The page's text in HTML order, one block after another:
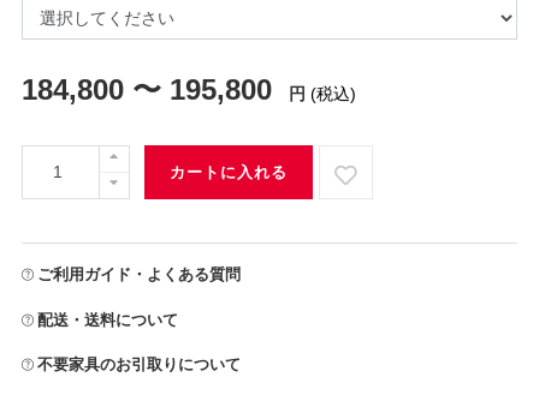
184,800 〜 195,800 円 (税込)
カートに入れる
ご利用ガイド・よくある質問
配送・送料について
不要家具のお引取りについて